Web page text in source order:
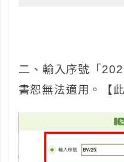
二、輸入序號「
書恕無法適用。【